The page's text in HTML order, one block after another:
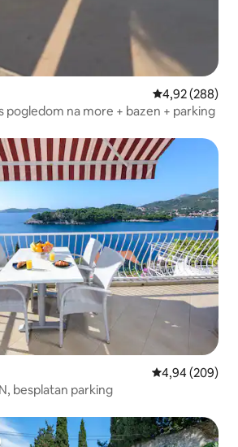
Prosječna
4,92 (288)
pogledom na more + bazen + parking
Prosječna
4,94 (209)
besplatan parking